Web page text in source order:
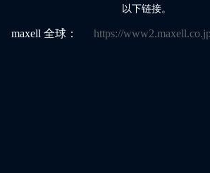
以下链接。
maxell 全球： https://